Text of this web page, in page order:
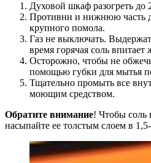
Духовой шкаф разогреть до
Противни и нижнюю часть
крупного помола.
Газ не выключать.
время горячая соль впитает
Осторожно, чтобы не
помощью губки для мытья
Тщательно промыть все
моющим средством.
Обратите внимание! Чтобы соль
насыпайте ее толстым слоем в